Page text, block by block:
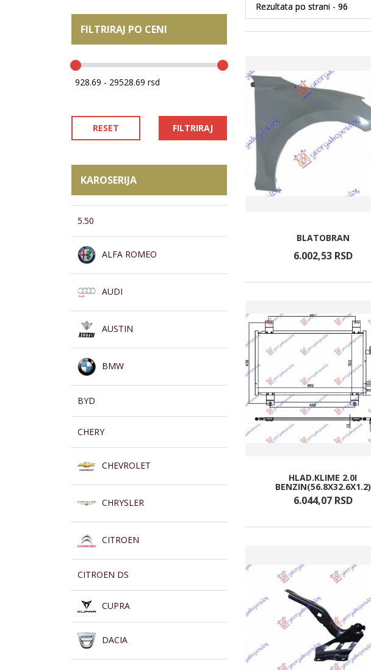
FILTRIRAJ PO CENI
RESET FILTRIRAJ
KAROSERIJA
5.50
ALFA ROMEO
AUDI
AUSTIN
BMW
BYD
CHERY
CHEVROLET
CHRYSLER
CITROEN
CITROEN DS
CUPRA
DACIA
BLATOBRAN
6.002,53 RSD
HLAD.KLIME 2.0I
BENZIN(56.8X32.6X1.2)
6.044,07 RSD